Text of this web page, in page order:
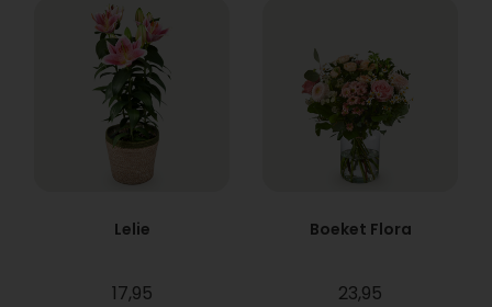
Lelie
17,95
Boeket Flora
23,95